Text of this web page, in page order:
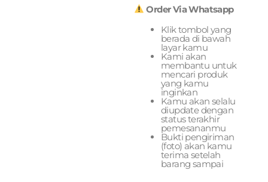
Order Via Whatsapp
Klik tombol yang
berada di bawah
layar kamu
Kami akan
membantu untuk
mencari produk
yang kamu
inginkan
Kamu akan selalu
diupdate dengan
status terakhir
pemesananmu
Bukti pengiriman
(foto) akan kamu
terima setelah
barang sampai